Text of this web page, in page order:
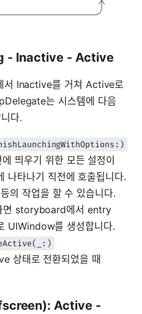
- Inactive - Active
서 Inactive를 거쳐 Active로
는 시스템에 다음
다.
띄우기 위한 모든 설정이
나타나기 직전에 호출됩니다.
의 작업을 할 수 있습니다.
면 storyboard에서 entry
UIWindow를 생성합니다.
상태로 전환되었을 때
Active -